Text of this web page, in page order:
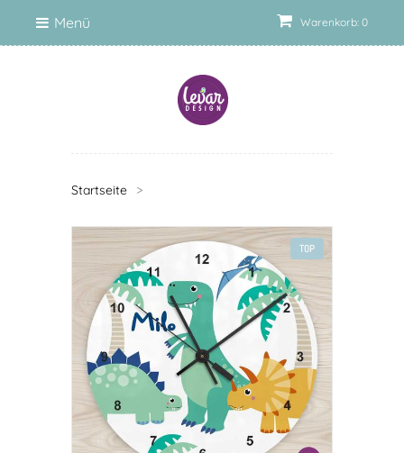
Warenkorb: 0
Menü
Startseite >
TOP